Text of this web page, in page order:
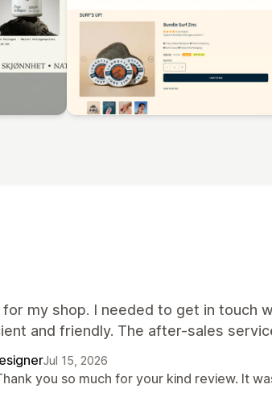
my shop. I needed to get in touch
and friendly. The after-sales
Jul 15, 2026
you so much for your kind review. It